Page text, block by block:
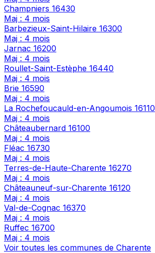
Champniers 16430
Maj : 4 mois
Barbezieux-Saint-Hilaire 16300
Maj : 4 mois
Jarnac 16200
Maj : 4 mois
Roullet-Saint-Estèphe 16440
Maj : 4 mois
Brie 16590
Maj : 4 mois
La Rochefoucauld-en-Angoumois 16110
Maj : 4 mois
Châteaubernard 16100
Maj : 4 mois
Fléac 16730
Maj : 4 mois
Terres-de-Haute-Charente 16270
Maj : 4 mois
Châteauneuf-sur-Charente 16120
Maj : 4 mois
Val-de-Cognac 16370
Maj : 4 mois
Ruffec 16700
Maj : 4 mois
Voir toutes les communes de Charente